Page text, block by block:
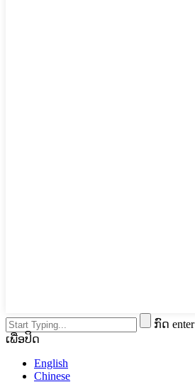
ກົດ
ເພື່ອປິດ
English
Chinese